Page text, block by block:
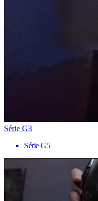
Série G3
Série G5